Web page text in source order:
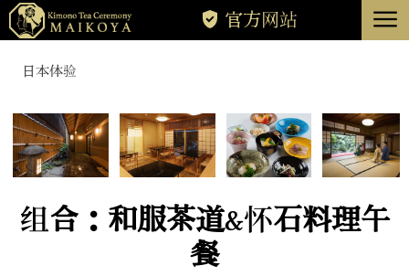
关于
消除
官方网站 menu
日本体验
组合：和服茶道&怀石料理午
餐